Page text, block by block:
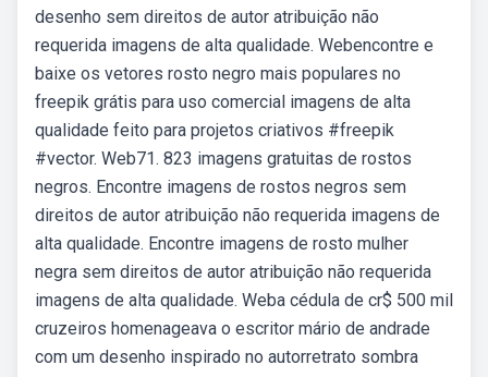
desenho sem direitos de autor atribuição não
requerida imagens de alta qualidade. Webencontre e
baixe os vetores rosto negro mais populares no
freepik grátis para uso comercial imagens de alta
qualidade feito para projetos criativos #freepik
#vector. Web71. 823 imagens gratuitas de rostos
negros. Encontre imagens de rostos negros sem
direitos de autor atribuição não requerida imagens de
alta qualidade. Encontre imagens de rosto mulher
negra sem direitos de autor atribuição não requerida
imagens de alta qualidade. Weba cédula de cr$ 500 mil
cruzeiros homenageava o escritor mário de andrade
com um desenho inspirado no autorretrato sombra